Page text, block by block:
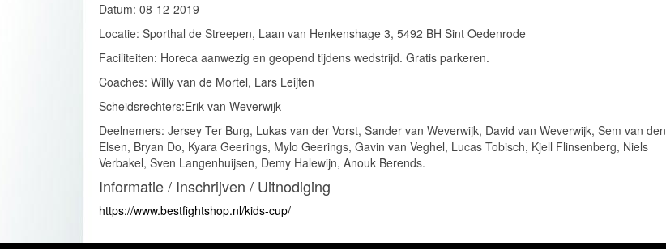
Datum: 08-12-2019
Locatie: Sporthal de Streepen, Laan van Henkenshage 3, 5492 BH Sint Oedenrode
Faciliteiten: Horeca aanwezig en geopend tijdens wedstrijd. Gratis parkeren.
Coaches: Willy van de Mortel, Lars Leijten
Scheidsrechters:Erik van Weverwijk
Deelnemers: Jersey Ter Burg, Lukas van der Vorst, Sander van Weverwijk, David van Weverwijk, Sem van den
Elsen, Bryan Do, Kyara Geerings, Mylo Geerings, Gavin van Veghel, Lucas Tobisch, Kjell Flinsenberg, Niels
Verbakel, Sven Langenhuijsen, Demy Halewijn, Anouk Berends.
Informatie / Inschrijven / Uitnodiging
https://www.bestfightshop.nl/kids-cup/